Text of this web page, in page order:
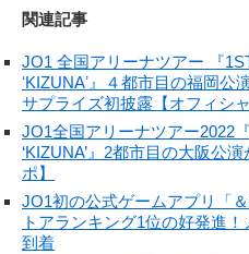
関連記事
JO1 全国アリーナツアー 『
ʻKIZUNAʼ』４都市⽬の福岡公
サプライズ初披露【オフィシャ
JO1全国アリーナツアー2022
‘KIZUNA’』2都市目の大阪公
ポ】
JO1初の公式ゲームアプリ「
トアランキング1位の好発進
到着